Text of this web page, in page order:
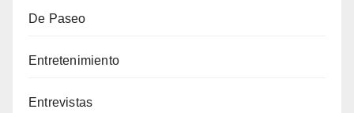
De Paseo
Entretenimiento
Entrevistas